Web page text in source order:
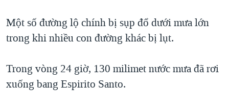
BÊN KIA QUỐC LỘ: TIẾNG VỌNG TỪ NÔNG THÔN MỸ
Một số đường lộ chính bị sụp đổ dưới mưa lớn
trong khi nhiều con đường khác bị lụt.
Trong vòng 24 giờ, 130 milimet nước mưa đã rơi
xuống bang Espirito Santo.